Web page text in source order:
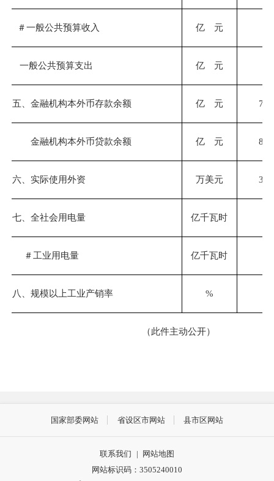
＃一般公共预算收入 亿 元
一般公共预算支出 亿 元
五、金融机构本外币存款余额 亿 元
金融机构本外币贷款余额 亿 元
六、实际使用外资 万美元
七、全社会用电量 亿千瓦时
＃ 工业用电量 亿千瓦时
八、规模以上工业产销率 %
（此件主动公开）
国家部委网站 省设区市网站 县市区网站
联系我们 |
网站地图
网站标识码：3505240010